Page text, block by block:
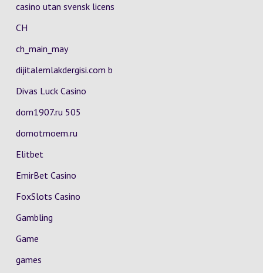
casino utan svensk licens
CH
ch_main_may
dijitalemlakdergisi.com b
Divas Luck Casino
dom1907.ru 505
domotmoem.ru
Elitbet
EmirBet Casino
FoxSlots Casino
Gambling
Game
games